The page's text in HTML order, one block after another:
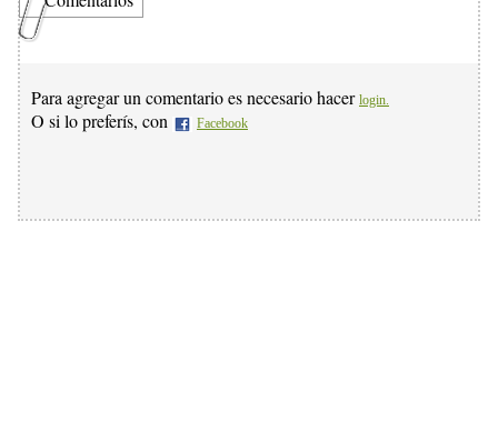
Para agregar un comentario es necesario hacer login.
O si lo preferís, con Facebook